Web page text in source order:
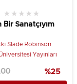
Bir Sanatçıyım
★ ★ ★ ★ ★
Slade Robınson
Yayınları
%25